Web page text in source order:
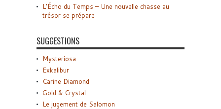
L’Écho du Temps – Une nouvelle chasse au
trésor se prépare
SUGGESTIONS
Mysteriosa
Exkalibur
Carine Diamond
Gold & Crystal
Le jugement de Salomon